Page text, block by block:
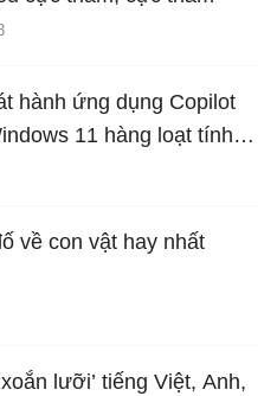
hành ứng dụng Copilot
11 hàng loạt tính
Ích
về con vật hay nhất
lưỡi’ tiếng Việt, Anh,